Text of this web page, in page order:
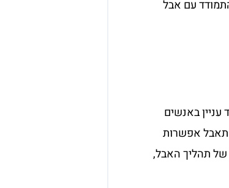
עם אבל
באנשים
אפשרות
של תהליך האבל,